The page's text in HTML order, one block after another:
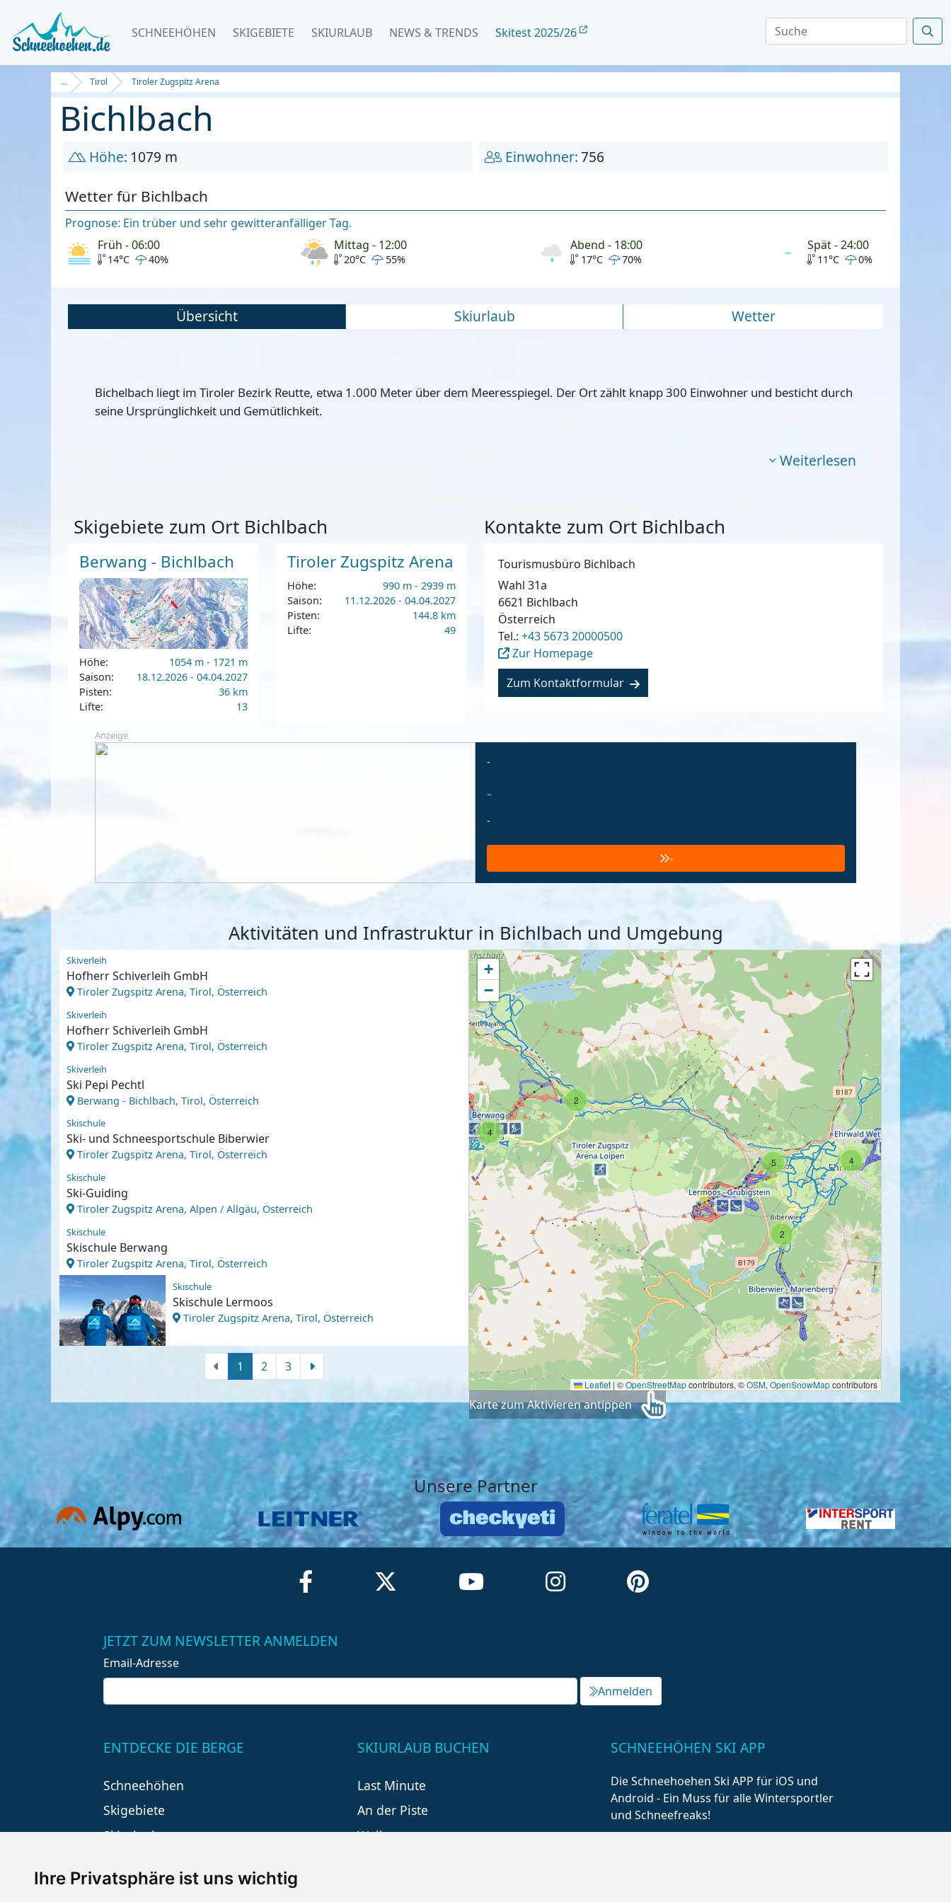
Ihre Privatsphäre ist uns wichtig
SCHNEEHÖHEN SKIGEBIETE SKIURLAUB NEWS & TRENDS Skitest 2025/26
... Tirol Tiroler Zugspitz Arena
Bichlbach
Höhe: 1079 m Einwohner:756
Wetter für Bichlbach
Prognose: Ein trüber und sehr gewitteranfälliger Tag.
Früh - 06:00
14°C 40%
Mittag - 12:00
20°C 55%
Abend - 18:00
17°C 70%
Spät - 24:00
11°C 0%
Übersicht Skiurlaub Wetter
Bichelbach liegt im Tiroler Bezirk Reutte, etwa 1.000 Meter über dem Meeresspiegel. Der Ort zählt knapp 300 Einwohner und besticht durch
seine Ursprünglichkeit und Gemütlichkeit.
Weiterlesen
Skigebiete zum Ort Bichlbach
Berwang - Bichlbach
Höhe:
1054 m - 1721 m
Saison:
18.12.2026 - 04.04.2027
Pisten:
36 km
Lifte:
13
Tiroler Zugspitz Arena
Höhe:
990 m - 2939 m
Saison:
11.12.2026 - 04.04.2027
Pisten:
144.8 km
Lifte:
49
Kontakte zum Ort Bichlbach
Tourismusbüro Bichlbach
Wahl 31a
6621 Bichlbach
Österreich
Tel.: +43 5673 20000500
Zur Homepage
Zum Kontaktformular
Anzeige
-
-
-
-
Aktivitäten und Infrastruktur in Bichlbach und Umgebung
Skiverleih
Hofherr Schiverleih GmbH
Tiroler Zugspitz Arena, Tirol, Österreich
Skiverleih
Hofherr Schiverleih GmbH
Tiroler Zugspitz Arena, Tirol, Österreich
Skiverleih
Ski Pepi Pechtl
Berwang - Bichlbach, Tirol, Österreich
Skischule
Ski- und Schneesportschule Biberwier
Tiroler Zugspitz Arena, Tirol, Österreich
Skischule
Ski-Guiding
Tiroler Zugspitz Arena, Alpen / Allgäu, Österreich
Skischule
Skischule Berwang
Tiroler Zugspitz Arena, Tirol, Österreich
Skischule
Skischule Lermoos
Tiroler Zugspitz Arena, Tirol, Österreich
1 2 3
2
5 4
4
2
+
−
Leaflet | ©OpenStreetMapcontributors, ©OSM, OpenSnowMapcontributors
Karte zum Aktivieren antippen
Unsere Partner
JETZT ZUM NEWSLETTER ANMELDEN
Email-Adresse
Anmelden
ENTDECKE DIE BERGE
Schneehöhen
Skigebiete
Skiurlaub
SKIURLAUB BUCHEN
Last Minute
An der Piste
Wellness
SCHNEEHÖHEN SKI APP
Die Schneehoehen Ski APP für iOS und
Android - Ein Muss für alle Wintersportler
und Schneefreaks!